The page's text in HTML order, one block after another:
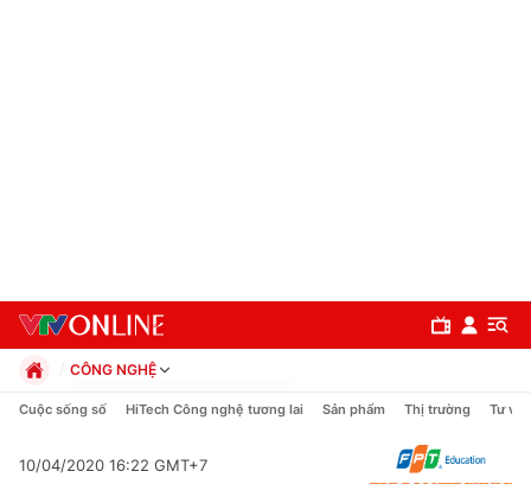
CÔNG NGHỆ
Chính trị
Pháp luật
Cuộc sống số HiTech Công nghệ tương lai Sản phẩm Thị trường Tư vấn
10/04/2020 16:22 GMT+7